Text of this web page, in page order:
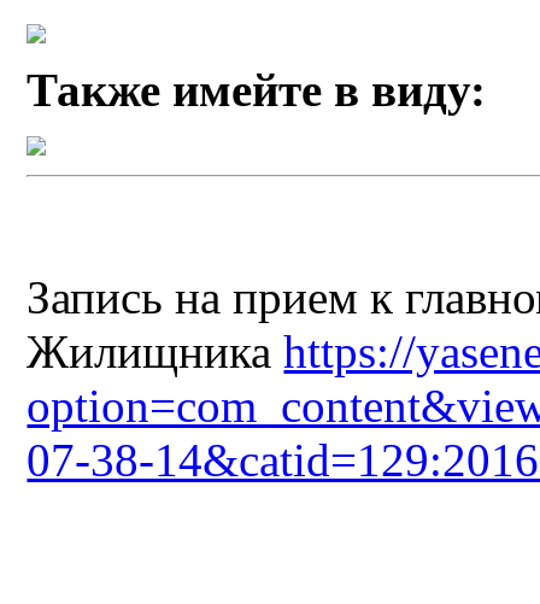
Также имейте в виду:
Запись на прием к
Жилищникаhttps://
07-38-